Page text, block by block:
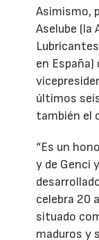
Asimismo,
Aselube (la
en España)
últimos
también el
“Es un
y de Genci
celebra 20
situado
maduros y